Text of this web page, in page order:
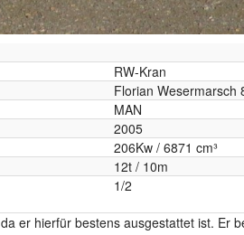
RW-Kran
Florian Wesermarsch
MAN
2005
206Kw / 6871 cm³
12t / 10m
1/2
er hierfür bestens ausgestattet ist.